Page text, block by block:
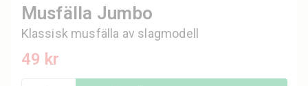
Musfälla Jumbo
Klassisk musfälla av slagmodell
49 kr